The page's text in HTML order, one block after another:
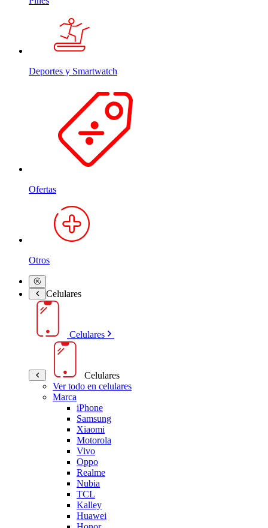
Deportes y Smartwatch
Ofertas
Otros
Celulares
Celulares
Celulares
Ver todo en celulares
Marca
iPhone
Samsung
Xiaomi
Motorola
Vivo
Oppo
Realme
Nubia
TCL
Kalley
Huawei